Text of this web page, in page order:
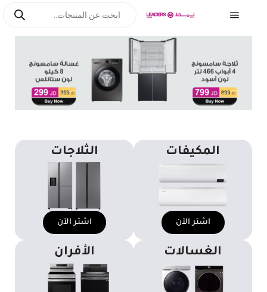
المكيفات
اشتر الآن
الثلاجات
اشتر الآن
الغسالات الأفران